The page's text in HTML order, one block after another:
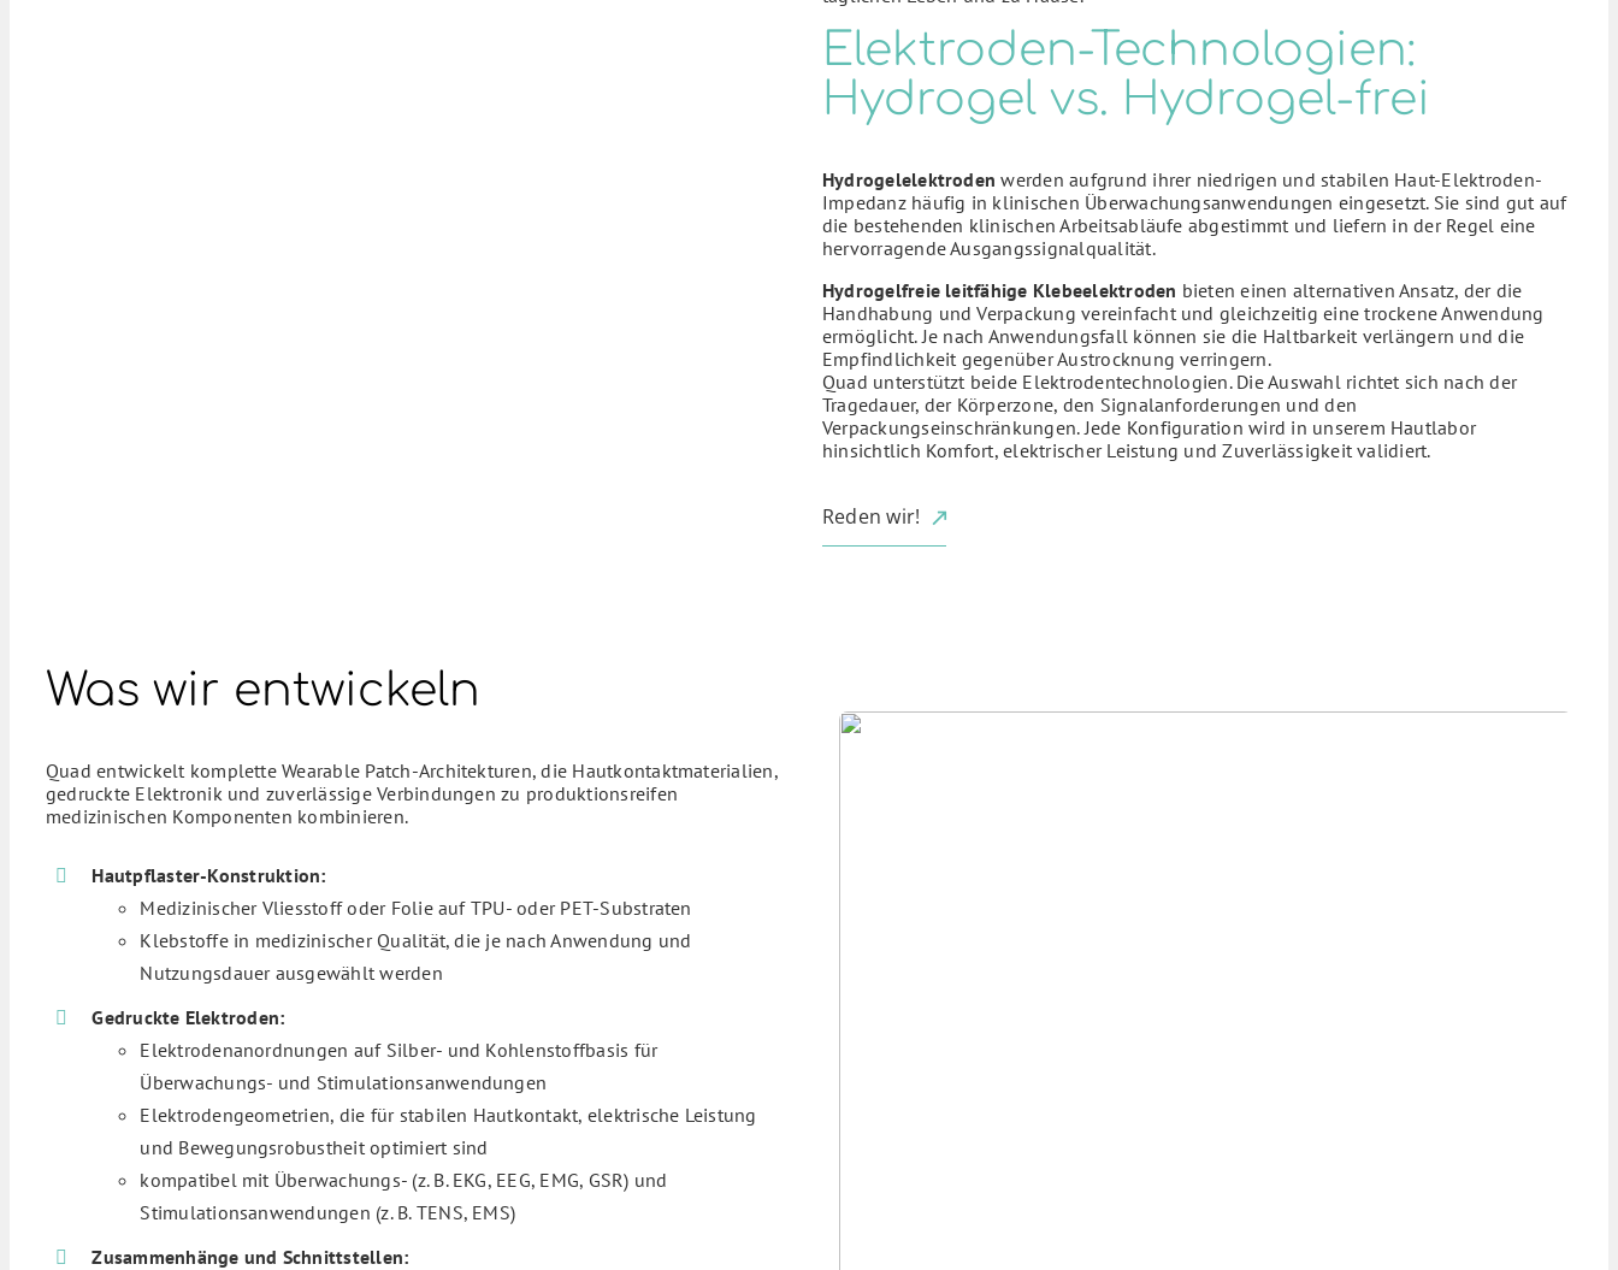
Elektroden-Technologien:
Hydrogel vs. Hydrogel-frei
Hydrogelelektroden werden aufgrund ihrer niedrigen und stabilen Haut-Elektroden-
Impedanz häufig in klinischen Überwachungsanwendungen eingesetzt. Sie sind gut auf
die bestehenden klinischen Arbeitsabläufe abgestimmt und liefern in der Regel eine
hervorragende Ausgangssignalqualität.
Hydrogelfreie leitfähige Klebeelektroden bieten einen alternativen Ansatz, der die
Handhabung und Verpackung vereinfacht und gleichzeitig eine trockene Anwendung
ermöglicht. Je nach Anwendungsfall können sie die Haltbarkeit verlängern und die
Empfindlichkeit gegenüber Austrocknung verringern.
Quad unterstützt beide Elektrodentechnologien. Die Auswahl richtet sich nach der
Tragedauer, der Körperzone, den Signalanforderungen und den
Verpackungseinschränkungen. Jede Konfiguration wird in unserem Hautlabor
hinsichtlich Komfort, elektrischer Leistung und Zuverlässigkeit validiert.
Reden wir!
Was wir entwickeln
Quad entwickelt komplette Wearable Patch-Architekturen, die Hautkontaktmaterialien,
gedruckte Elektronik und zuverlässige Verbindungen zu produktionsreifen
medizinischen Komponenten kombinieren.
Hautpflaster-Konstruktion:
Medizinischer Vliesstoff oder Folie auf TPU- oder PET-Substraten
Klebstoffe in medizinischer Qualität, die je nach Anwendung und
Nutzungsdauer ausgewählt werden
Gedruckte Elektroden:
Elektrodenanordnungen auf Silber- und Kohlenstoffbasis für
Überwachungs- und Stimulationsanwendungen
Elektrodengeometrien, die für stabilen Hautkontakt, elektrische Leistung
und Bewegungsrobustheit optimiert sind
kompatibel mit Überwachungs- (z. B. EKG, EEG, EMG, GSR) und
Stimulationsanwendungen (z. B. TENS, EMS)
Zusammenhänge und Schnittstellen: